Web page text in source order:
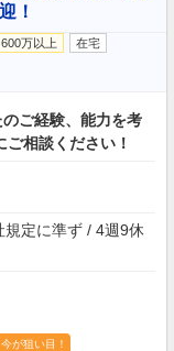
！
600万以上
在宅
ご経験、能力を考
相談ください！
規定に準ず / 4週9休
今が狙い目！